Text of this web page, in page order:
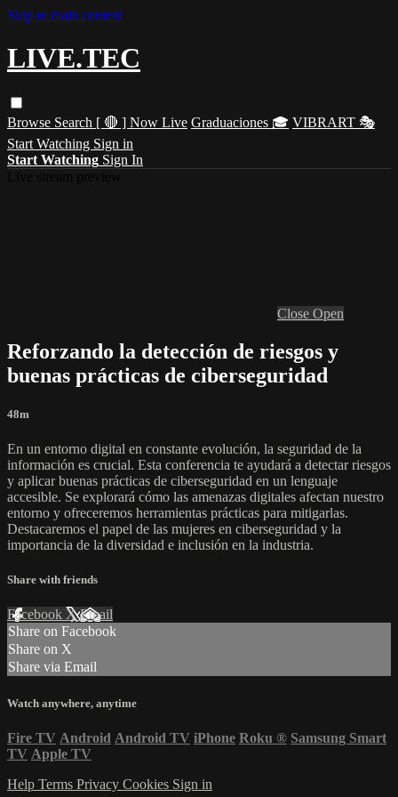
Skip to main content
LIVE.TEC
Browse Search [ 🔴 ] Now Live Graduaciones 🎓 VIBRART 🎭
Start Watching Sign in
Start Watching Sign In
Close Open
Reforzando la detección de riesgos y
buenas prácticas de ciberseguridad
48m
En un entorno digital en constante evolución, la seguridad de la
información es crucial. Esta conferencia te ayudará a detectar riesgos
y aplicar buenas prácticas de ciberseguridad en un lenguaje
accesible. Se explorará cómo las amenazas digitales afectan nuestro
entorno y ofreceremos herramientas prácticas para mitigarlas.
Destacaremos el papel de las mujeres en ciberseguridad y la
importancia de la diversidad e inclusión en la industria.
Share with friends
Facebook XEmail
Share on Facebook
Share on X
Share via Email
Watch anywhere, anytime
Fire TV Android Android TV iPhone Roku ® Samsung Smart
TV Apple TV
Help Terms Privacy Cookies Sign in